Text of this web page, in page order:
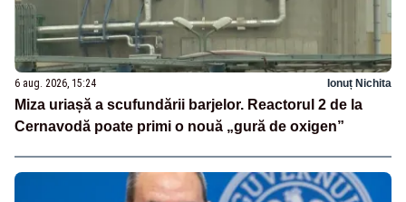
6 aug. 2026, 15:24 Ionuț Nichita
Miza uriașă a scufundării barjelor. Reactorul 2 de la
Cernavodă poate primi o nouă „gură de oxigen”